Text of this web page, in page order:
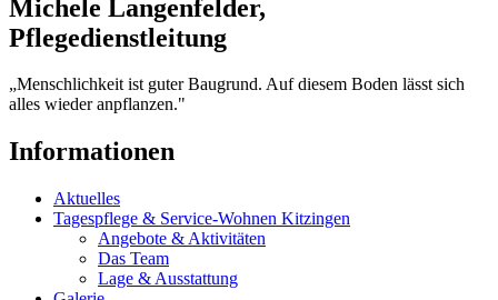
Michele Langenfelder,
Pflegedienstleitung
„Menschlichkeit ist guter Baugrund. Auf diesem Boden lässt sich
alles wieder anpflanzen."
Informationen
Aktuelles
Tagespflege & Service-Wohnen Kitzingen
Angebote & Aktivitäten
Das Team
Lage & Ausstattung